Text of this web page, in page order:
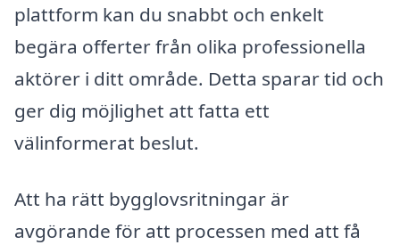
plattform kan du snabbt och enkelt
begära offerter från olika professionella
aktörer i ditt område. Detta sparar tid och
ger dig möjlighet att fatta ett
välinformerat beslut.
Att ha rätt bygglovsritningar är
avgörande för att processen med att få